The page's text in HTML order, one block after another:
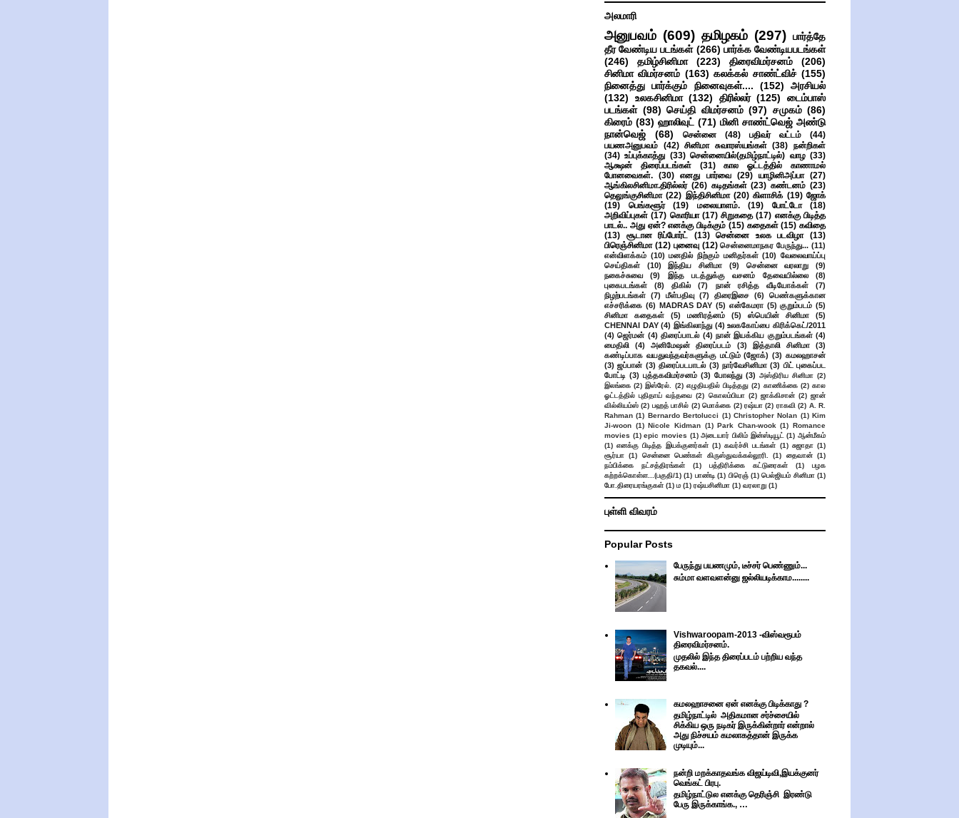
அலமாரி
அனுபவம் (609) தமிழகம் (297) பார்த்தே
தீர வேண்டிய படங்கள் (266) பார்க்க வேண்டியபடங்கள்
(246)
தமிழ்சினிமா (223) திரைவிமர்சனம்
(206)
சினிமா விமர்சனம் (163) கலக்கல் சாண்ட்விச் (155)
நினைத்து பார்க்கும் நினைவுகள்....
(152)
அரசியல்
(132)
உலகசினிமா (132) திரில்லர் (125)
டைம்பாஸ்
படங்கள் (98) செய்தி விமர்சனம் (97) சமுகம் (86)
கிரைம் (83) ஹாலிவுட் (71) மினி சாண்ட்வெஜ் அண்டு
நான்வெஜ்
(68) சென்னை (48) பதிவர் வட்டம்
(44)
பயணஅனுபவம் (42) சினிமா சுவாரஸ்யங்கள் (38) நன்றிகள்
(34) உப்புக்காத்து (33) சென்னையில்(தமிழ்நாட்டில்) வாழ (33)
ஆக்ஷன் திரைப்படங்கள்
(31)
கால ஓட்டத்தில் காணாமல்
போனவைகள். (30) எனது பார்வை (29) யாழினிஅப்பா (27)
ஆங்கிலசினிமா.திரில்லர் (26) கடிதங்கள் (23) கண்டனம் (23)
தெலுங்குசினிமா (22) இந்திசினிமா (20) கிளாசிக் (19) ஜோக்
(19)
பெங்களூர் (19) மலையாளம். (19) போட்டோ
(18)
அறிவிப்புகள் (17) கொரியா (17) சிறுகதை (17) எனக்கு பிடித்த
பாடல்.. அது ஏன்? எனக்கு பிடிக்கும் (15) கதைகள் (15) கவிதை
(13)
சூடான ரிப்போர்ட் (13) சென்னை உலக படவிழா
(13)
பிரெஞ்சினிமா (12) புனைவு (12) சென்னைமாநகர பேருந்து... (11)
என்விளக்கம் (10) மனதில் நிற்கும் மனிதர்கள் (10) வேலைவாய்ப்பு
செய்திகள்
(10) இந்திய சினிமா (9) சென்னை வரலாறு
(9)
நகைச்சுவை
(9) இந்த படத்துக்கு வசனம் தேவையில்லை
(8)
புகைபடங்கள்
(8) திகில் (7) நான் ரசித்த வீடியோக்கள்
(7)
நிழற்படங்கள் (7) மீள்பதிவு (7) திரைஇசை (6)
பெண்களுக்கான
எச்சரிக்கை (6) MADRAS DAY (5) என்கேமரா (5) குறும்படம் (5)
சினிமா கதைகள்
(5) மணிரத்னம் (5) ஸ்பெயின் சினிமா
(5)
CHENNAI DAY (4) இங்கிலாந்து (4) உலககோப்பை கிரிக்கெட்/2011
(4) ஜெர்மன் (4) திரைப்பாடல் (4) நான் இயக்கிய குறும்படங்கள் (4)
மைதிலி
(4) அனிமேஷன் திரைப்படம் (3) இத்தாலி சினிமா
(3)
கண்டிப்பாக வயதுவந்தவர்களுக்கு மட்டும் (ஜோக்) (3) கமலஹாசன்
(3) ஜப்பான் (3) திரைப்படபாடல் (3) நார்வேசினிமா (3) பிட் புகைப்பட
போட்டி (3) புத்தகவிமர்சனம் (3) போலந்து (3) அஸ்திரிய சினிமா (2)
இலங்கை (2) இஸ்ரேல். (2) எழுதியதில் பிடித்தது (2) காணிக்கை (2) கால
ஓட்டத்தில் புதிதாய் வந்தவை (2) கொலம்பியா (2) ஜாக்கிசான் (2) ஜான்
வில்லியம்ஸ் (2) பஹத் பாசில் (2) மொக்கை (2) ரஷ்யா (2) ராகவி (2) A. R.
Rahman (1) Bernardo Bertolucci (1) Christopher Nolan (1) Kim
Ji-woon (1) Nicole Kidman (1) Park Chan-wook (1) Romance
movies (1) epic movies (1) அடையார் பிலிம் இன்ஸ்டியூட் (1) ஆன்மீகம்
(1) எனக்கு பிடித்த இயக்குனர்கள் (1) கவர்ச்சி படங்கள் (1) சுஜாதா (1)
சூர்யா (1) சென்னை பெண்கள் கிருஸ்துவக்கல்லூரி. (1) தைவான் (1)
நம்பிக்கை நட்சத்திரங்கள்
(1) பத்திரிக்கை கட்டுரைகள் (1)
பழக
கற்றக்கொள்ள...(பகுதி/1) (1) பாண்டி (1) பிரெஞ் (1) பெல்ஜியம் சினிமா (1)
போ.திரையரங்குகள் (1) ம (1) ரஷ்யசினிமா (1) வரலாறு (1)
புள்ளி விவரம்
Popular Posts
பேருந்து பயணமும், டீச்சர் பெண்ணும்...
சும்மா வளவளன்னு ஜல்லியடிக்காம........
Vishwaroopam-2013 -விஸ்வரூபம்
திரைவிமர்சனம்.
முதலில் இந்த திரைப்படம் பற்றிய வந்த
தகவல்....
கமலஹாசனை ஏன் எனக்கு பிடிக்காது ?
தமிழ்நாட்டில் அதிகமான சர்ச்சையில்
சிக்கிய ஒரு நடிகர் இருக்கின்றார் என்றால்
அது நிச்சயம் கமலாகத்தான் இருக்க
முடியும்...
நன்றி மறக்காதவங்க விஜய்டிவி,இயக்குனர்
வெங்கட் பிரபு.
தமிழ்நாட்டுல எனக்கு தெரிஞ்சி இரண்டு
பேரு இருக்காங்க., …